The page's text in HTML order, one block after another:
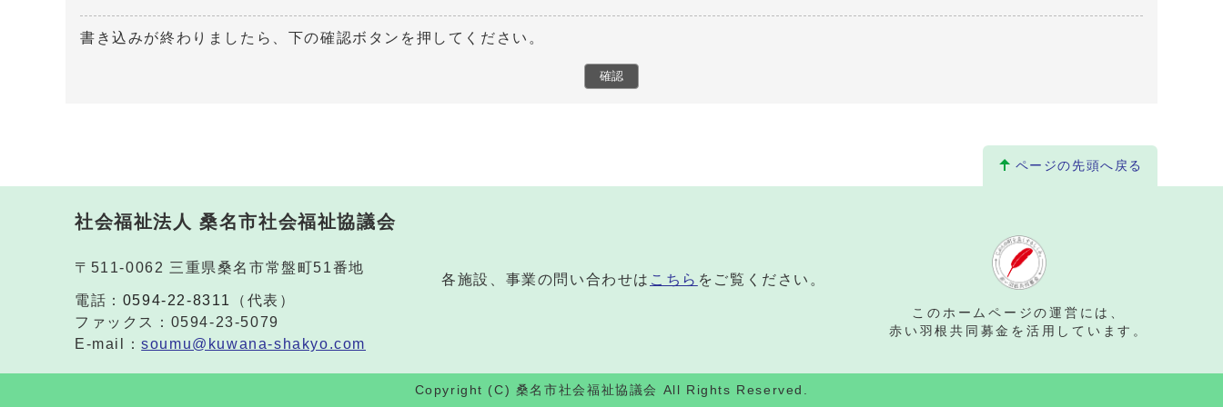
書き込みが終わりましたら、下の確認ボタンを押してください。
ページの先頭へ戻る
社会福祉法人 桑名市社会福祉協議会
〒511-0062 三重県桑名市常盤町51番地
電話： 0594-22-8311
（代表）
ファックス：0594-23-5079
E-mail：soumu@kuwana-shakyo.com
各施設、事業の問い合わせは こちら をご覧ください。
このホームページの運営には、
赤い羽根共同募金を活用しています。
Copyright (C) 桑名市社会福祉協議会 All Rights Reserved.